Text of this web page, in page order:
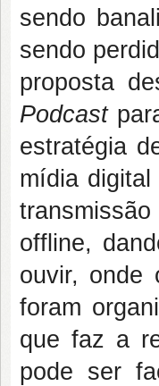
sendo
sendo
proposta
Podcast
estratégia
mídia
offline,
ouvir, onde
foram
que faz a
pode ser